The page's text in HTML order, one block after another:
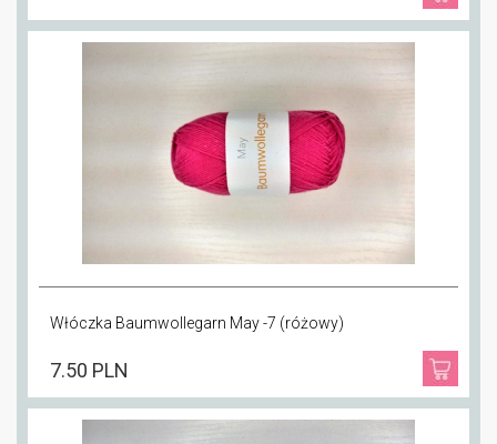
Włóczka Baumwollegarn May -7 (różowy)
7.50 PLN